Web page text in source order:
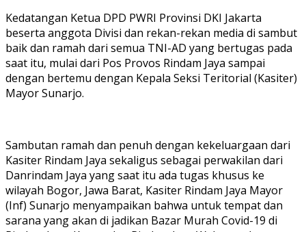
Kedatangan Ketua DPD PWRI Provinsi DKI Jakarta
beserta anggota Divisi dan rekan-rekan media di sambut
baik dan ramah dari semua TNI-AD yang bertugas pada
saat itu, mulai dari Pos Provos Rindam Jaya sampai
dengan bertemu dengan Kepala Seksi Teritorial (Kasiter)
Mayor Sunarjo.
Sambutan ramah dan penuh dengan kekeluargaan dari
Kasiter Rindam Jaya sekaligus sebagai perwakilan dari
Danrindam Jaya yang saat itu ada tugas khusus ke
wilayah Bogor, Jawa Barat, Kasiter Rindam Jaya Mayor
(Inf) Sunarjo menyampaikan bahwa untuk tempat dan
sarana yang akan di jadikan Bazar Murah Covid-19 di